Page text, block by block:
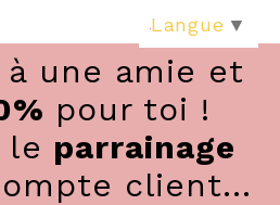
à une amie et
pour toi !
le parrainage
client...
Langue ▼